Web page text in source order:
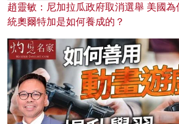
趙靈敏：尼加拉瓜政府取消選舉 美國
統奧爾特加是如何養成的？